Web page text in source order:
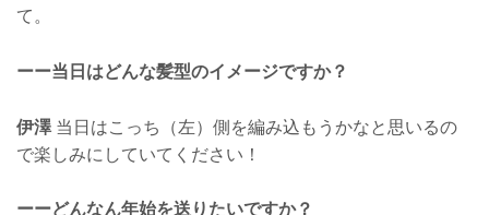
て。
ーー当日はどんな髪型のイメージですか？
伊澤当日はこっち（左）側を編み込もうかなと思いるの
で楽しみにしていてください！
ーーどんなん年始を送りたいですか？